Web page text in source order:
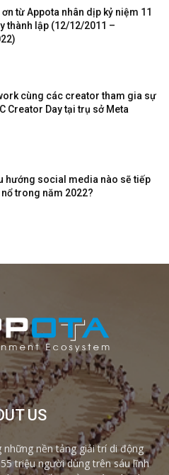
từ Appota nhân dịp kỷ niệm 11
thành lập (12/12/2011 –
cùng các creator tham gia sự
Creator Day tại trụ sở Meta
hướng social media nào sẽ tiếp
trong năm 2022?
US
nền tảng giải trí di động
triệu người dùng trên sáu lĩnh